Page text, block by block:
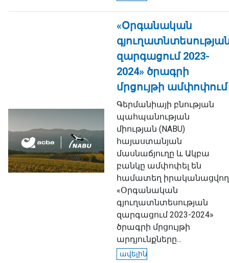
«Օրգանական
զարգացում 2023-
2024» ծրագրի
մրցույթի ամփոփում
Գերմանիայի բնության
պահպանության
միության (NABU)
հայաստանյան
մասնաճյուղը և Ակբա
բանկը ամփոփել են
համատեղ իրականացվող
«Օրգանական
գյուղատնտեսության
զարգացում 2023-2024»
ծրագրի մրցույթի
արդյունքները...
ավելին